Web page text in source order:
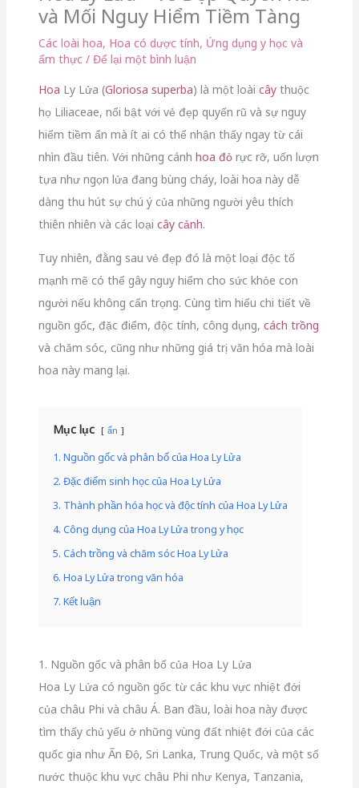
và Mối Nguy Hiểm Tiềm Tàng
Các loài hoa, Hoa có dược tính, Ứng dụng y học và
ẩm thực/ Để lại một bình luận
Hoa Ly Lửa (Gloriosa superba) là một loài câythuộc
họ Liliaceae, nổi bật với vẻ đẹp quyến rũ và sự nguy
hiểm tiềm ẩn mà ít ai có thể nhận thấy ngay từ cái
nhìn đầu tiên. Với những cánh hoa đỏrực rỡ, uốn lượn
tựa như ngọn lửa đang bùng cháy, loài hoa này dễ
dàng thu hút sự chú ý của những người yêu thích
thiên nhiên và các loại cây cảnh.
Tuy nhiên, đằng sau vẻ đẹp đó là một loại độc tố
mạnh mẽ có thể gây nguy hiểm cho sức khỏe con
người nếu không cẩn trọng. Cùng tìm hiểu chi tiết về
nguồn gốc, đặc điểm, độc tính, công dụng, cách trồng
và chăm sóc, cũng như những giá trị văn hóa mà loài
hoa này mang lại.
Mục lục ẩn
1. Nguồn gốc và phân bố của Hoa Ly Lửa
2. Đặc điểm sinh học của Hoa Ly Lửa
3. Thành phần hóa học và độc tính của Hoa Ly Lửa
4. Công dụng của Hoa Ly Lửa trong y học
5. Cách trồng và chăm sóc Hoa Ly Lửa
6. Hoa Ly Lửa trong văn hóa
7. Kết luận
1. Nguồn gốc và phân bố của Hoa Ly Lửa
Hoa Ly Lửa có nguồn gốc từ các khu vực nhiệt đới
của châu Phi và châu Á. Ban đầu, loài hoa này được
tìm thấy chủ yếu ở những vùng đất nhiệt đới của các
quốc gia như Ấn Độ, Sri Lanka, Trung Quốc, và một số
nước thuộc khu vực châu Phi như Kenya, Tanzania,